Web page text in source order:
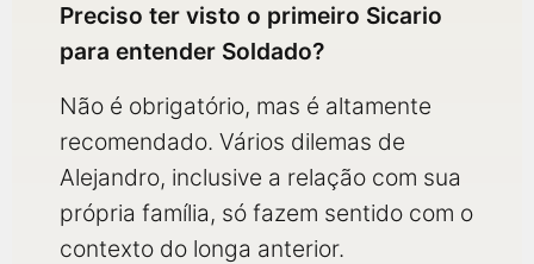
Preciso ter visto o primeiro Sicario
para entender Soldado?
Não é obrigatório, mas é altamente
recomendado. Vários dilemas de
Alejandro, inclusive a relação com sua
própria família, só fazem sentido com o
contexto do longa anterior.